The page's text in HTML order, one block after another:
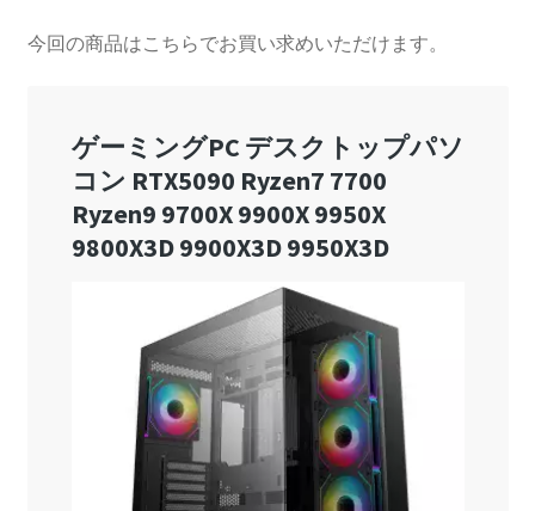
今回の商品はこちらでお買い求めいただけます。